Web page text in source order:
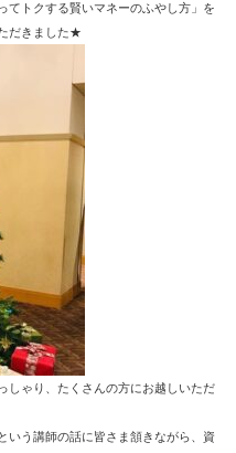
トクする賢いマネーのふやし方」を
だきました★
しゃり、たくさんの方にお越しいただ
いう講師の話に皆さま頷きながら、資